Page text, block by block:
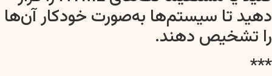
دهید تا سیستم‌ها به‌صورت خودکار آن‌ها
را تشخیص دهند.
***